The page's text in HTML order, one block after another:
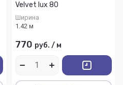
Velvet lux 80
Ширина
1.42 м
770 руб. / м